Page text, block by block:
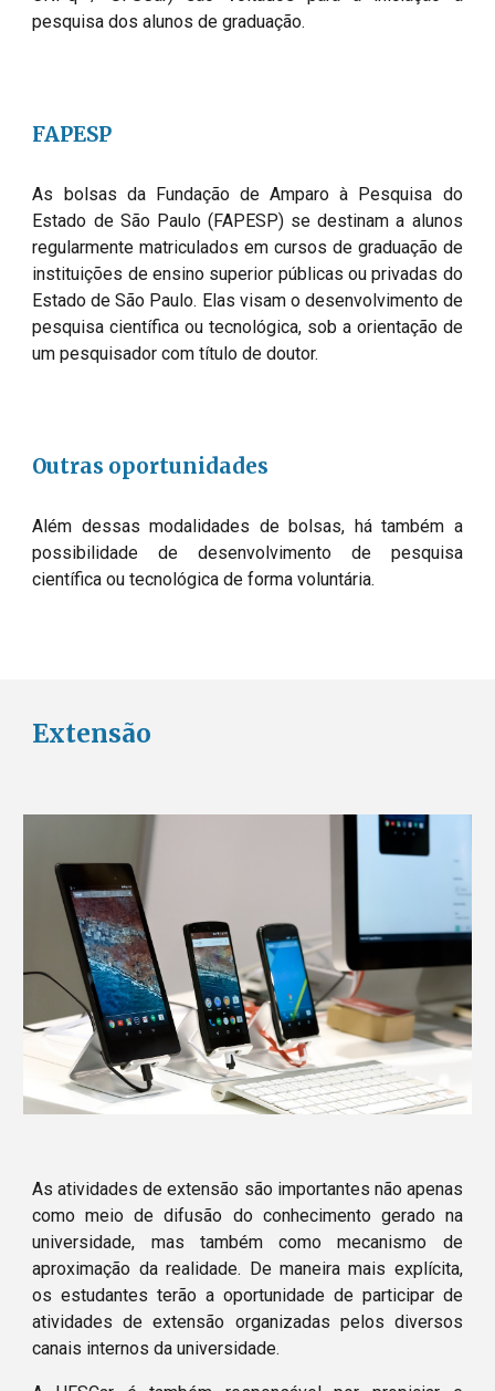
pesquisa dos alunos de graduação.
FAPESP
As bolsas da Fundação de Amparo à Pesquisa do
Estado de São Paulo (FAPESP) se destinam a alunos
regularmente matriculados em cursos de graduação de
instituições de ensino superior públicas ou privadas do
Estado de São Paulo. Elas visam o desenvolvimento de
pesquisa científica ou tecnológica, sob a orientação de
um pesquisador com título de doutor.
Outras oportunidades
Além dessas modalidades de bolsas, há também a
possibilidade de desenvolvimento de pesquisa
científica ou tecnológica de forma voluntária.
Extensão
As atividades de extensão são importantes não apenas
como meio de difusão do conhecimento gerado na
universidade, mas também como mecanismo de
aproximação da realidade. De maneira mais explícita,
os estudantes terão a oportunidade de participar de
atividades de extensão organizadas pelos diversos
canais internos da universidade.